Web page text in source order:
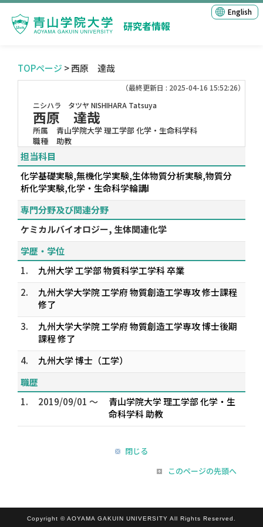
研究者情報
English
TOPページ > 西原 達哉
（最終更新日 : 2025-04-16 15:52:26）
ニシハラ タツヤ NISHIHARA Tatsuya
西原 達哉
所属
青山学院大学 理工学部 化学・生命科学科
職種
助教
担当科目
化学基礎実験,無機化学実験,生体物質分析実験,物質分
析化学実験,化学・生命科学輪講I
専門分野及び関連分野
ケミカルバイオロジー, 生体関連化学
学歴・学位
1.
九州大学 工学部 物質科学工学科 卒業
2.
九州大学大学院 工学府 物質創造工学専攻 修士課程
修了
3.
九州大学大学院 工学府 物質創造工学専攻 博士後期
課程 修了
4.
九州大学 博士（工学）
職歴
1.
2019/09/01 ～
青山学院大学 理工学部 化学・生
命科学科 助教
閉じる
このページの先頭へ
Copyright © AOYAMA GAKUIN UNIVERSITY All Rights Reserved.